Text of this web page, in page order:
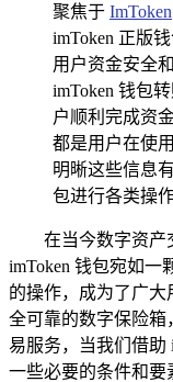
聚焦于 ImToken
imToken 正版
用户资金安全
imToken 钱包
户顺利完成资
都是用户在使
明晰这些信息
包进行各类操作
在当今数字资产
imToken 钱包宛如一
的操作，成为了广
全可靠的数字保险箱
易服务，当我们借助
一些必要的条件和要